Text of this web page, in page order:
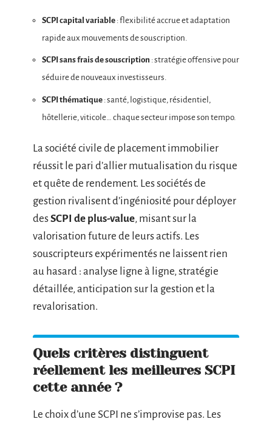
SCPI capital variable : flexibilité accrue et adaptation
rapide aux mouvements de souscription.
SCPI sans frais de souscription : stratégie offensive pour
séduire de nouveaux investisseurs.
SCPI thématique : santé, logistique, résidentiel,
hôtellerie, viticole… chaque secteur impose son tempo.
La société civile de placement immobilier
réussit le pari d’allier mutualisation du risque
et quête de rendement. Les sociétés de
gestion rivalisent d’ingéniosité pour déployer
desSCPI de plus-value, misant sur la
valorisation future de leurs actifs. Les
souscripteurs expérimentés ne laissent rien
au hasard : analyse ligne à ligne, stratégie
détaillée, anticipation sur la gestion et la
revalorisation.
Quels critères distinguent
réellement les meilleures SCPI
cette année ?
Le choix d’une SCPI ne s’improvise pas. Les